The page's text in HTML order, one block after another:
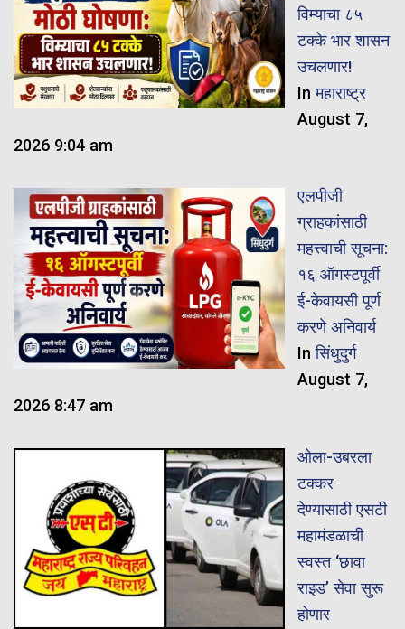
विम्याचा ८५
टक्के भार शासन
उचलणार!
Inमहाराष्ट्र
August 7,
2026 9:04 am
एलपीजी
ग्राहकांसाठी
महत्त्वाची सूचना:
१६ ऑगस्टपूर्वी
ई-केवायसी पूर्ण
करणे अनिवार्य
Inसिंधुदुर्ग
August 7,
2026 8:47 am
ओला-उबरला
टक्कर
देण्यासाठी एसटी
महामंडळाची
स्वस्त ‘छावा
राइड’ सेवा सुरू
होणार